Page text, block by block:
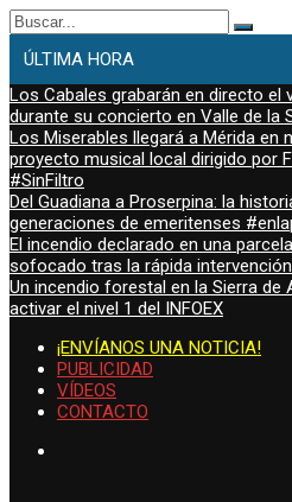
Buscar:
ÚLTIMA HORA
Los Cabales grabarán en directo el
durante su concierto en Valle de la
Los Miserables llegará a Mérida en
proyecto musical local dirigido por
#SinFiltro
Del Guadiana a Proserpina: la
generaciones de emeritenses
El incendio declarado en una
sofocado tras la rápida intervención
Un incendio forestal en la Sierra de
activar el nivel 1 del INFOEX
¡ENVÍANOS UNA NOTICIA!
PUBLICIDAD
VÍDEOS
CONTACTO